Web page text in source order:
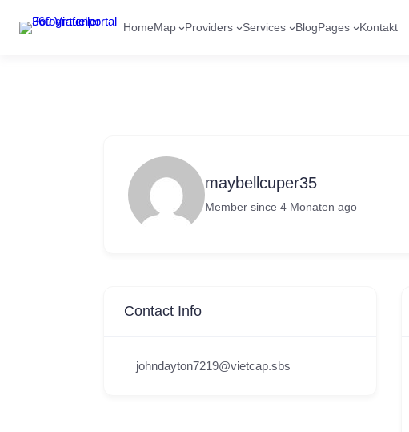
HomeMap Providers Services BlogPages Kontakt
maybellcuper35
Member since 4 Monaten ago
Contact Info
johndayton7219@vietcap.sbs